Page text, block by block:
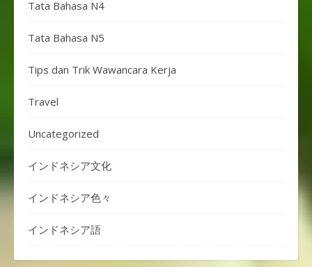
Tata Bahasa N4
Tata Bahasa N5
Tips dan Trik Wawancara Kerja
Travel
Uncategorized
インドネシア文化
インドネシア色々
インドネシア語